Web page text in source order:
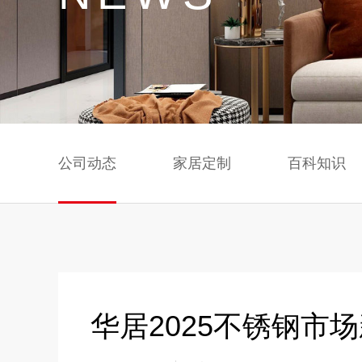
公司动态 家居定制 百科知识
华居2025不锈钢市